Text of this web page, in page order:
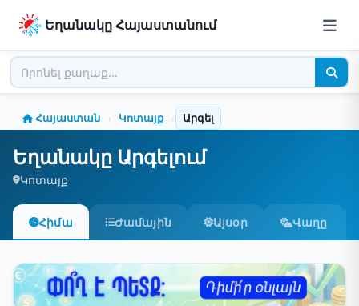
Եղանակը Հայաստանում
Հայաստան › Կոտայք › Արգել
Եղանակը Արգելում
Կոտայք
Հիմա Ժամային Այսօր Վաղը